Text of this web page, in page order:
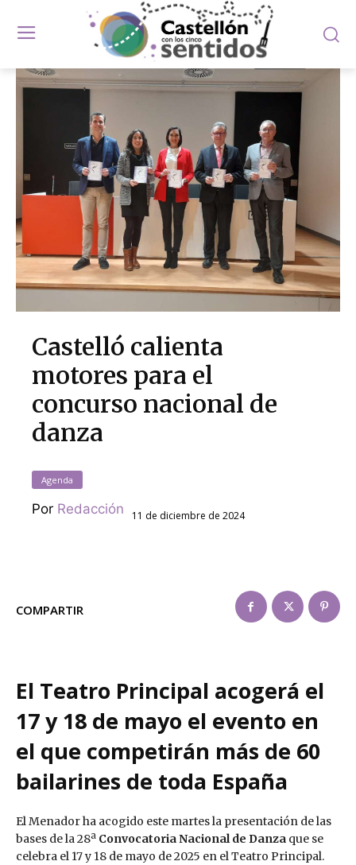
Castelló calienta
motores para el
concurso nacional de
danza
Agenda
Por Redacción 11 de diciembre de 2024
COMPARTIR
El Teatro Principal acogerá el
17 y 18 de mayo el evento en
el que competirán más de 60
bailarines de toda España
El Menador ha acogido este martes la presentación de las
bases de la 28ª Convocatoria Nacional de Danza que se
celebra el 17 y 18 de mayo de 2025 en el Teatro Principal.